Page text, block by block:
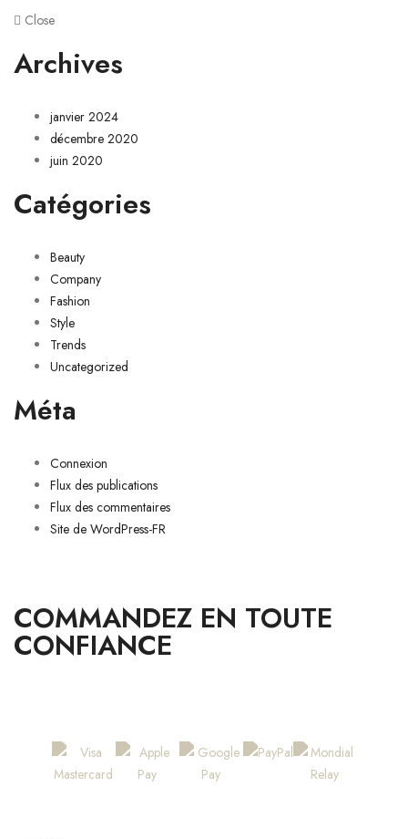
Close
Archives
janvier 2024
décembre 2020
juin 2020
Catégories
Beauty
Company
Fashion
Style
Trends
Uncategorized
Méta
Connexion
Flux des publications
Flux des commentaires
Site de WordPress-FR
COMMANDEZ EN TOUTE
CONFIANCE